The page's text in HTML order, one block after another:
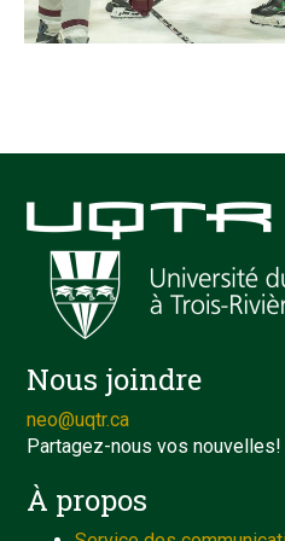
Nous joindre
neo@uqtr.ca
Partagez-nous vos nouvelles!
À propos